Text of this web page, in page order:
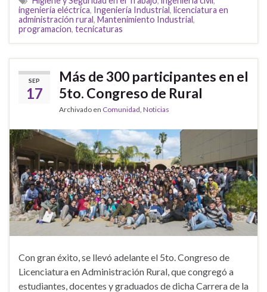
ingeniería eléctrica, Ingeniería Industrial, licenciatura en
administración rural, Mantenimiento Industrial,
programacion, tecnicaturas
SEP
17
Más de 300 participantes en el
5to. Congreso de Rural
Archivado en Comunidad Noticias
Con gran éxito, se llevó adelante el 5to. Congreso de
Licenciatura en Administración Rural, que congregó a
estudiantes, docentes y graduados de dicha Carrera de la